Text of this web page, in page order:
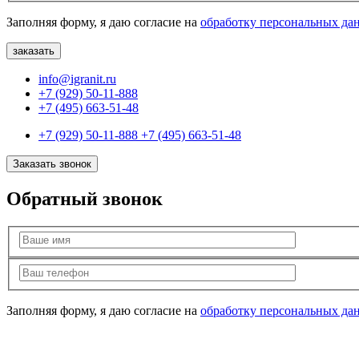
Заполняя форму, я даю согласие на обработку персональных
info@igranit.ru
+7 (929) 50-11-888
+7 (495) 663-51-48
+7 (929) 50-11-888 +7 (495) 663-51-48
Заказать звонок
Обратный звонок
Заполняя форму, я даю согласие на обработку персональных